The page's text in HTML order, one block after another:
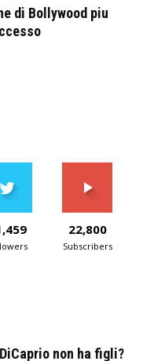
di Bollywood piu
22,800
Subscribers
non ha figli?